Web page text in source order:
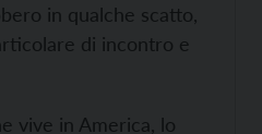
in qualche scatto,
di incontro e
vive in America, lo